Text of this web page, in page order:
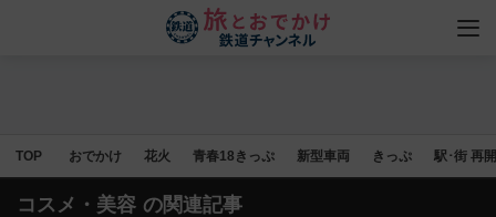
TOP おでかけ 花火 青春18きっぷ 新型車両 きっぷ 駅･街 再
コスメ・美容 の関連記事